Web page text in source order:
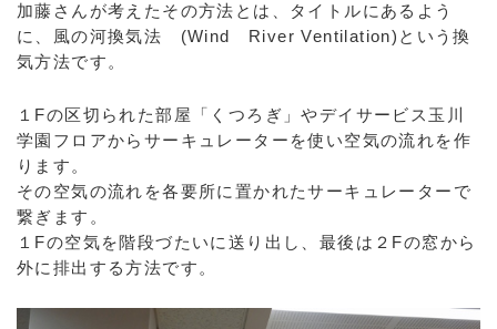
加藤さんが考えたその方法とは、タイトルにあるよう
に、風の河換気法 (Wind River Ventilation)という換
気方法です。
１Fの区切られた部屋「くつろぎ」やデイサービス玉川
学園フロアからサーキュレーターを使い空気の流れを作
ります。
その空気の流れを各要所に置かれたサーキュレーターで
繋ぎます。
１Fの空気を階段づたいに送り出し、最後は２Fの窓から
外に排出する方法です。